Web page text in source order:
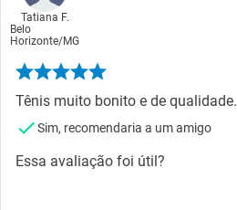
Tatiana F.
Belo
Horizonte/MG
Tênis muito bonito e de qualidade.
Sim, recomendaria a um amigo
Essa avaliação foi útil?